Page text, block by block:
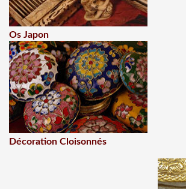
Os Japon
Décoration Cloisonnés